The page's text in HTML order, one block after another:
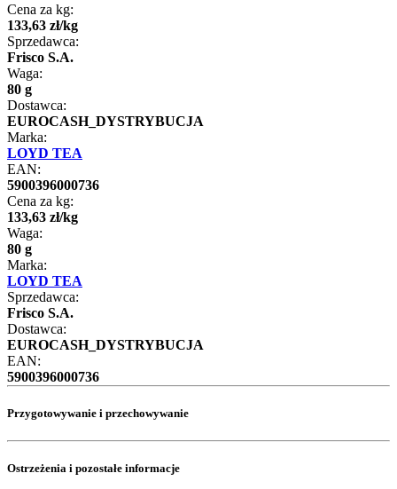
Cena za kg:
133,63 zł/kg
Sprzedawca:
Frisco S.A.
Waga:
80 g
Dostawca:
EUROCASH_DYSTRYBUCJA
Marka:
LOYD TEA
EAN:
5900396000736
Cena za kg:
133,63 zł/kg
Waga:
80 g
Marka:
LOYD TEA
Sprzedawca:
Frisco S.A.
Dostawca:
EUROCASH_DYSTRYBUCJA
EAN:
5900396000736
Przygotowywanie i przechowywanie
Ostrzeżenia i pozostałe informacje